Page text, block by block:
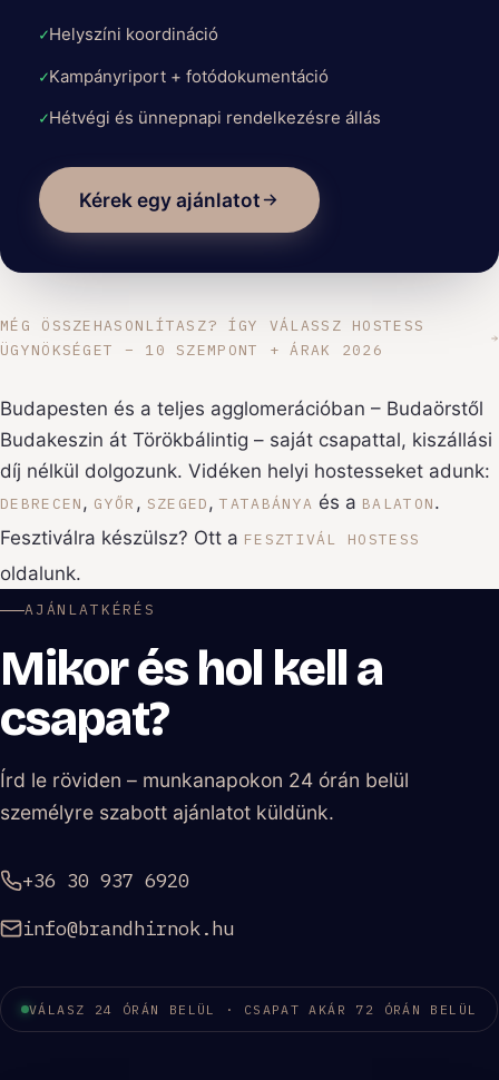
Helyszíni koordináció
Kampányriport + fotódokumentáció
Hétvégi és ünnepnapi rendelkezésre állás
Kérek egy ajánlatot
MÉG ÖSSZEHASONLÍTASZ? ÍGY VÁLASSZ HOSTESS
ÜGYNÖKSÉGET – 10 SZEMPONT + ÁRAK 2026
Budapesten és a teljes agglomerációban – Budaörstől
Budakeszin át Törökbálintig – saját csapattal, kiszállási
díj nélkül dolgozunk. Vidéken helyi hostesseket adunk:
DEBRECEN , GYŐR , SZEGED ,TATABÁNYA és a BALATON.
Fesztiválra készülsz? Ott a FESZTIVÁL HOSTESS
oldalunk.
AJÁNLATKÉRÉS
Mikor és hol kell a
csapat?
Írd le röviden – munkanapokon 24 órán belül
személyre szabott ajánlatot küldünk.
+36 30 937 6920
info@brandhirnok.hu
VÁLASZ 24 ÓRÁN BELÜL · CSAPAT AKÁR 72 ÓRÁN BELÜL